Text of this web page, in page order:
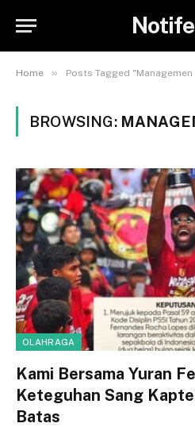
Home » Posts Tagged "Managemen
BROWSING:
OLAHRAGA
Kami Bersama Yuran
Keteguhan Sang
Batas